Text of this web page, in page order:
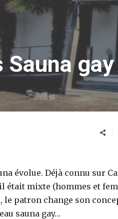
Sauna
évolue. Déjà connu sur
était mixte (hommes et
le patron change son
sauna gay…